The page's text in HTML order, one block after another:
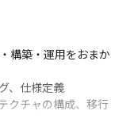
構築・運用をおまか
、仕様定義
クチャの構成、移行